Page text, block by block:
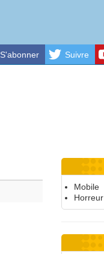
S'abonner Suivre
Mobile
Horreur